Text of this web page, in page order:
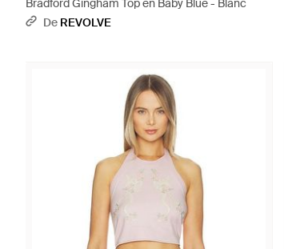
Bradford Gingham Top en Baby Blue - Blanc
De REVOLVE